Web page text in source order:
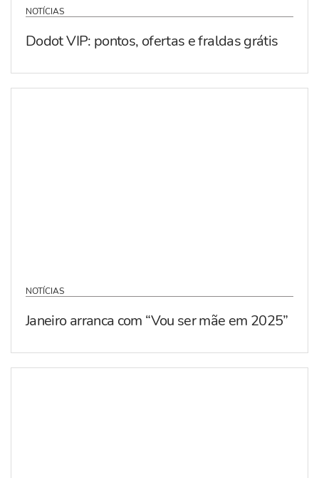
NOTÍCIAS
Dodot VIP: pontos, ofertas e fraldas grátis
NOTÍCIAS
Janeiro arranca com “Vou ser mãe em 2025”